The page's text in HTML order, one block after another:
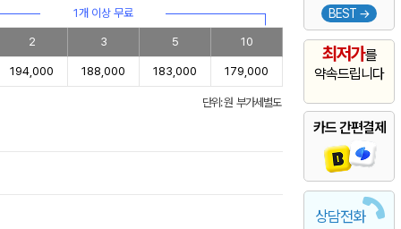
BEST →
최저가를
약속드립니다
카드 간편결제
상담전화
1개 이상 무료
2 3 5 10
194,000 188,000 183,000 179,000
단위: 원 부가세별도